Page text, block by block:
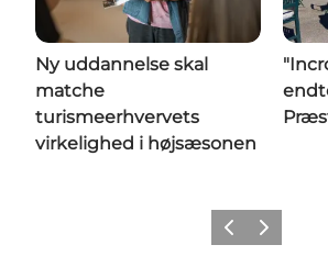
Ny uddannelse skal
matche
turismeerhvervets
virkelighed i højsæsonen
ForrigeNæste